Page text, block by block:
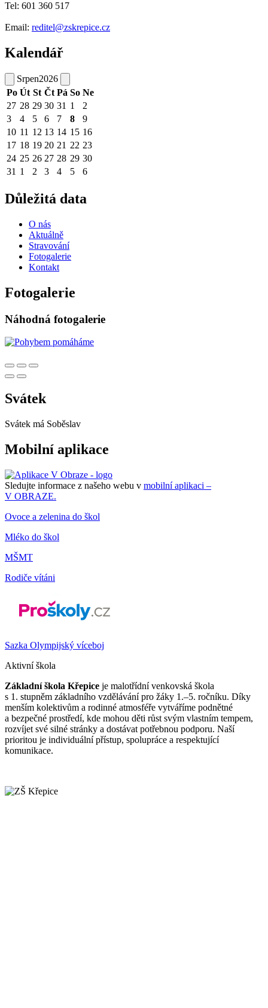
Tel: 601 360 517
Email: reditel@zskrepice.cz
Kalendář
Srpen2026
Po Út St Čt Pá So Ne
27 28 29 30 31 1
2
3
4 5 6 7 8
9
10 11 12 13 14 15 16
17 18 19 20 21 22 23
24 25 26 27 28 29 30
31 1 2 3 4 5 6
Důležitá data
O nás
Aktuálně
Stravování
Fotogalerie
Kontakt
Fotogalerie
Náhodná fotogalerie
Svátek
Svátek má Soběslav
Mobilní aplikace
Sledujte informace z našeho webu v mobilní aplikaci –
V OBRAZE.
Ovoce a zelenina do škol
Mléko do škol
MŠMT
Rodiče vítáni
Sazka Olympijský víceboj
Aktivní škola
Základní škola Křepice je malotřídní venkovská škola
s 1. stupněm základního vzdělávání pro žáky 1.–5. ročníku. Díky
menším kolektivům a rodinné atmosféře vytváříme podnětné
a bezpečné prostředí, kde mohou děti růst svým vlastním tempem,
rozvíjet své silné stránky a dostávat potřebnou podporu. Naší
prioritou je individuální přístup, spolupráce a respektující
komunikace.